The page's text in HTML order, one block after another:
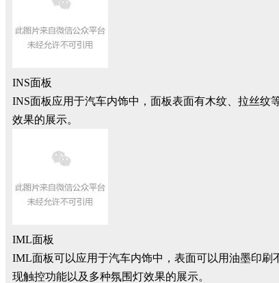
INS面板
INS面板应用于汽车内饰中，面板表面有木纹、拉丝
效果的展示。
IML面板
IML面板可以应用于汽车内饰中，表面可以用油墨印
现触控功能以及多种氛围灯效果的展示。